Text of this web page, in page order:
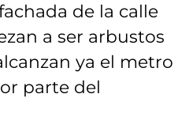
de la calle
a ser arbustos
ya el metro
parte del